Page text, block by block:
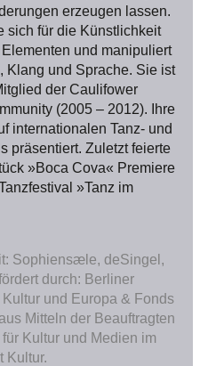
erzeugen lassen.
sich für die Künstlichkeit
und manipuliert
Klang und Sprache. Sie ist
der Caulifower
(2005 – 2012). Ihre
internationalen Tanz- und
präsentiert. Zuletzt feierte
»Boca Cova« Premiere
»Tanz im
Sophiensæle, deSingel,
durch: Berliner
und Europa & Fonds
Mitteln der Beauftragten
Kultur und Medien im
Kultur.